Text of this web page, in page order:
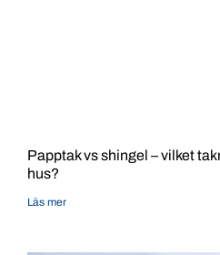
Papptak vs shingel – vilket
hus?
Läs mer